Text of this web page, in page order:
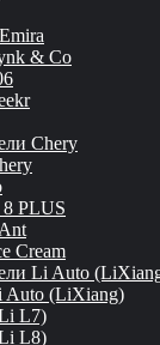
& Co
Chery
PLUS
Cream
Li Auto
Auto (LiXiang)
L7)
L8)